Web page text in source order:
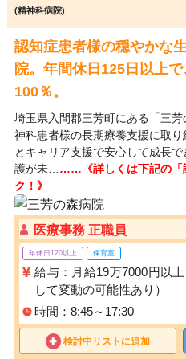
(精神科病院)
認知症患者様の穏やかな
院。年間休日125日以上
100％。
埼玉県入間郡三芳町にある「三
神科患者様の長期療養支援に取
とキャリア支援で安心して成長
護が未… ……《詳しくは下記の「
ク！》
医療事務 正職員
年休日120以上 保育室
給与：月給19万7000円以
して変動の可能性あり）
時間：8:45～17:30
検討中リストに追加